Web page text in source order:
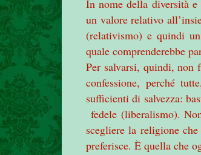
In nome della diversità
un valore relativo
(relativismo) e quindi
quale comprenderebbe
Per salvarsi, quindi, non
confessione, perché
sufficienti di salvezza:
fedele (liberalismo).
scegliere la religione
preferisce. È quella che